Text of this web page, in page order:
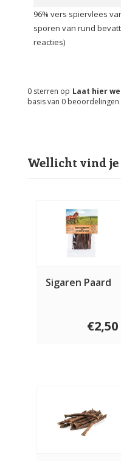
96% vers spiervlees
sporen van rund
reacties)
Laat hier
0 sterren op
basis van 0 beoordelingen
Wellicht vind
Sigaren Paard
€2,50